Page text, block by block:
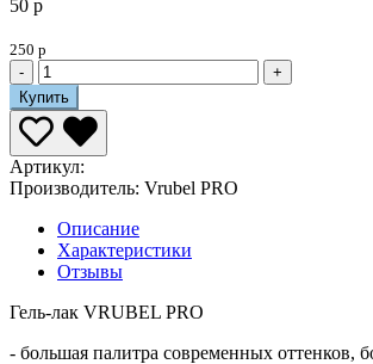
50 р
250 р
-
+
Купить
Артикул:
Производитель: Vrubel PRO
Описание
Характеристики
Отзывы
Гель-лак VRUBEL PRO
- большая палитра современных оттенков,